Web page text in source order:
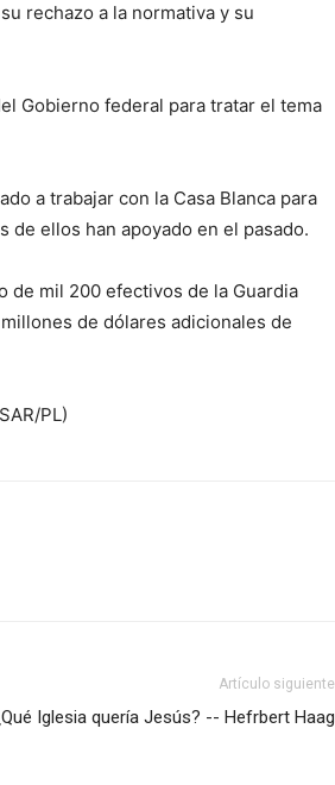
rechazo a la normativa y su
Gobierno federal para tratar el tema
a trabajar con la Casa Blanca para
de ellos han apoyado en el pasado.
de mil 200 efectivos de la Guardia
de dólares adicionales de
PL)
Artículo siguiente
Iglesia quería Jesús? -- Hefrbert Haag